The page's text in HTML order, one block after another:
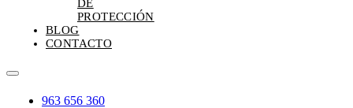
DE
PROTECCIÓN
BLOG
CONTACTO
Toggle
963 656 360